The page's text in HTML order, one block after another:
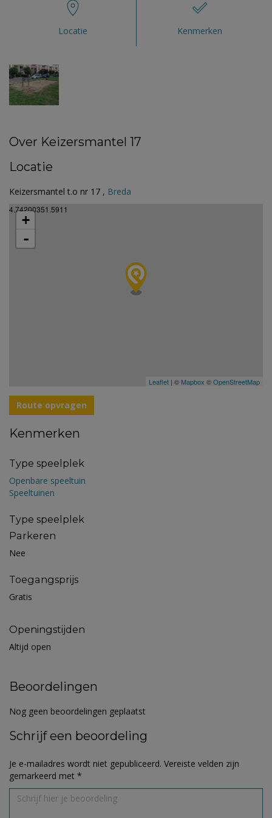
Locatie Kenmerken
Over Keizersmantel 17
Locatie
Keizersmantel t.o nr 17 , Breda
4.74200351.5911
+
-
Leaflet | © Mapbox ©OpenStreetMap
Route opvragen
Kenmerken
Type speelplek
Openbare speeltuin
Speeltuinen
Type speelplek
Parkeren
Nee
Toegangsprijs
Gratis
Openingstijden
Altijd open
Beoordelingen
Nog geen beoordelingen geplaatst
Schrijf een beoordeling
Je e-mailadres wordt niet gepubliceerd. Vereiste velden zijn
gemarkeerd met *